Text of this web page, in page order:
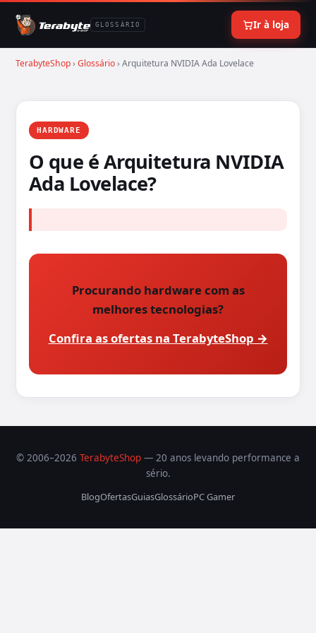
GLOSSÁRIO Ir à loja
TerabyteShop› Glossário› Arquitetura NVIDIA Ada Lovelace
HARDWARE
O que é Arquitetura NVIDIA
Ada Lovelace?
Procurando hardware com as
melhores tecnologias?
Confira as ofertas na TerabyteShop →
© 2006–2026 TerabyteShop — 20 anos levando performance a
sério.
BlogOfertasGuiasGlossárioPC Gamer